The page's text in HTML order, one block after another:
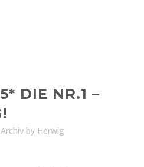
DIE NR.1 –
Archiv by Herwig